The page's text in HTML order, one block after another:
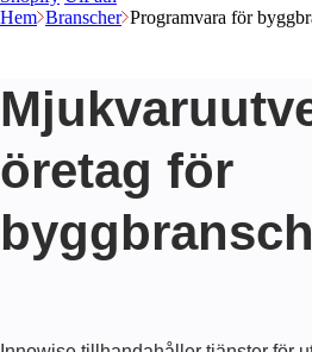
Hem Branscher Programvara för
öretag för